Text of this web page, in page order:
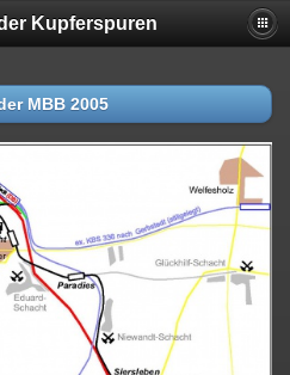
Kupferspuren
MBB 2005